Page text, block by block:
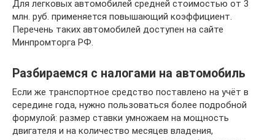
Для легковых автомобилей средней стоимостью от 3
млн. руб. применяется повышающий коэффициент.
Перечень таких автомобилей доступен на сайте
Минпромторга РФ.
Разбираемся с налогами на автомобиль
Если же транспортное средство поставлено на учёт в
середине года, нужно пользоваться более подробной
формулой: размер ставки умножаем на мощность
двигателя и на количество месяцев владения,